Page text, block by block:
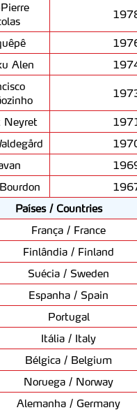
Alen
Neyret
Países / Countries
França / France
Finlândia / Finland
Suécia / Sweden
Espanha / Spain
Portugal
Itália / Italy
Bélgica / Belgium
Noruega / Norway
Alemanha / Germany